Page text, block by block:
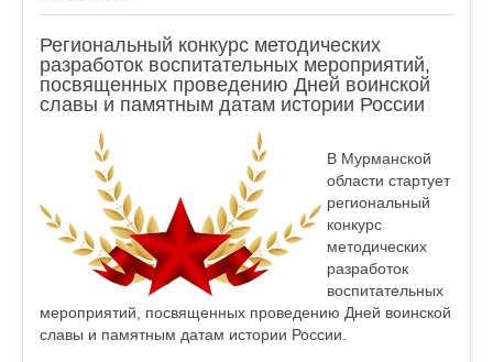
Региональный конкурс методических
разработок воспитательных мероприятий,
посвященных проведению Дней воинской
славы и памятным датам истории России
В Мурманской
области стартует
региональный
конкурс
методических
разработок
воспитательных
мероприятий, посвященных проведению Дней воинской
славы и памятным датам истории России.